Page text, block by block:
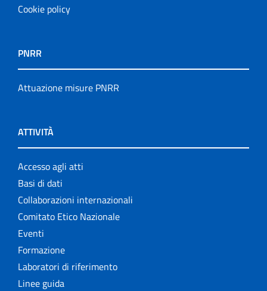
Cookie policy
PNRR
Attuazione misure PNRR
ATTIVITÀ
Accesso agli atti
Basi di dati
Collaborazioni internazionali
Comitato Etico Nazionale
Eventi
Formazione
Laboratori di riferimento
Linee guida